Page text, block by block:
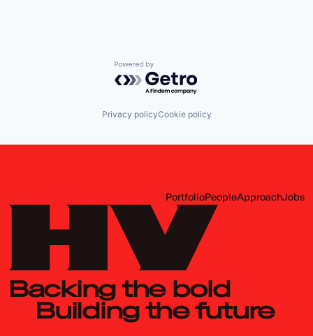
Powered by Getro.com
Privacy policyCookie policy
PortfolioPeopleApproachJobs
Backing the bold
Building the future